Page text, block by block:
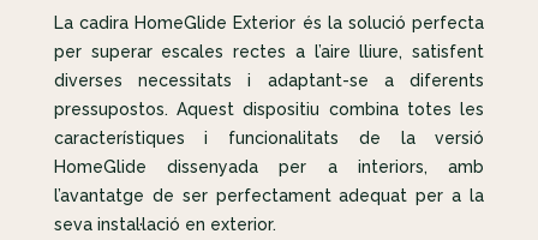
La cadira HomeGlide Exterior és la solució perfecta
per superar escales rectes a l’aire lliure, satisfent
diverses necessitats i adaptant-se a diferents
pressupostos. Aquest dispositiu combina totes les
característiques i funcionalitats de la versió
HomeGlide dissenyada per a interiors, amb
l’avantatge de ser perfectament adequat per a la
seva instal·lació en exterior.